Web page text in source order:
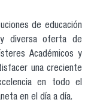
de educación
y diversa oferta de
Académicos y
una creciente
en todo el
en el día a día.